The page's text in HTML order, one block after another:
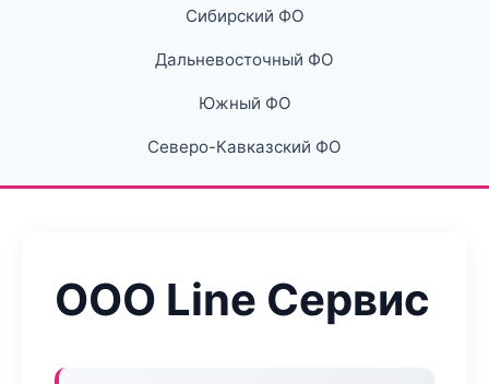
Сибирский ФО
Дальневосточный ФО
Южный ФО
Северо-Кавказский ФО
ООО Line Сервис